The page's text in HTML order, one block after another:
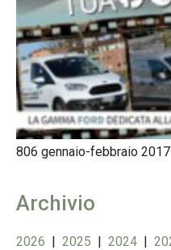
806 gennaio-febbraio 2017
Archivio
2026 | 2025 | 2024 |